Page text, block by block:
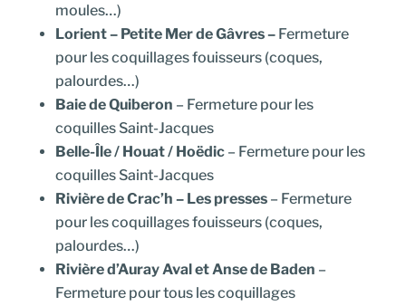
moules…)
Lorient – Petite Mer de Gâvres – Fermeture
pour les coquillages fouisseurs (coques,
palourdes…)
Baie de Quiberon – Fermeture pour les
coquilles Saint-Jacques
Belle-Île / Houat / Hoëdic– Fermeture pour les
coquilles Saint-Jacques
Rivière de Crac’h – Les presses– Fermeture
pour les coquillages fouisseurs (coques,
palourdes…)
Rivière d’Auray Aval et Anse de Baden –
Fermeture pour tous les coquillages